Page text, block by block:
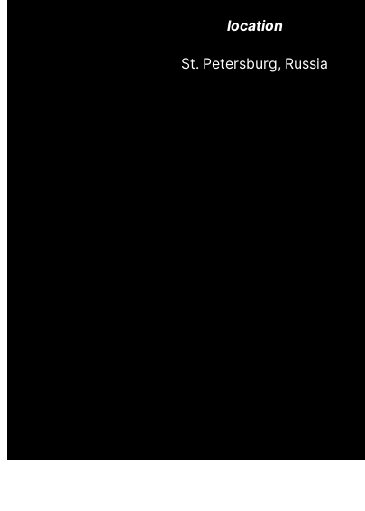
location
St. Petersburg, Russia